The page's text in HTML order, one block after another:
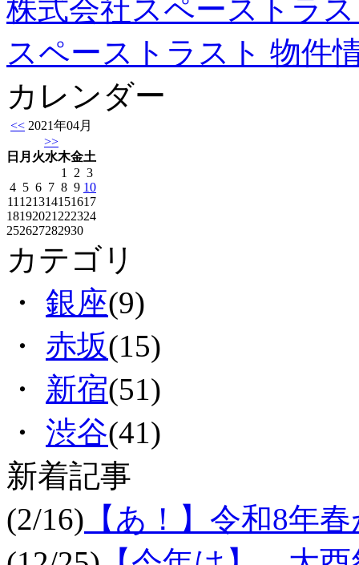
株式会社スペーストラ
スペーストラスト 物件
カレンダー
<< 2021年04月
>>
日 月 火水木金土
1 2 3
4 5 6 7 8 9 10
11121314151617
18192021222324
252627282930
カテゴリ
・ 銀座(9)
・ 赤坂(15)
・ 新宿(51)
・ 渋谷(41)
新着記事
(2/16) 【あ！】令和8年